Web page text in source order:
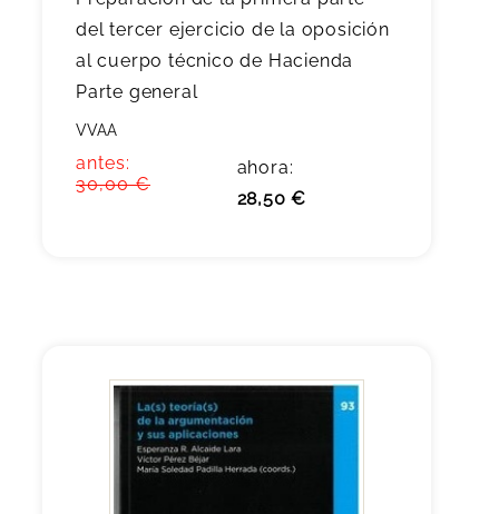
del tercer ejercicio de la oposición
al cuerpo técnico de Hacienda
Parte general
VVAA
antes:
30,00 €
ahora:
28,50 €